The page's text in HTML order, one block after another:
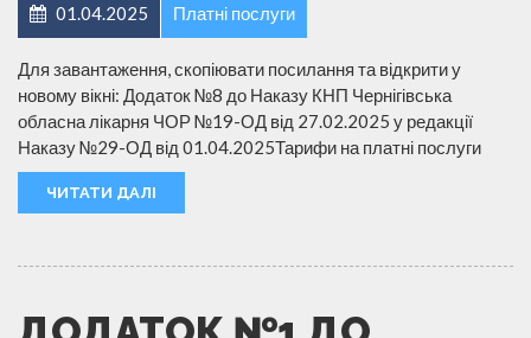
01.04.2025 Платні послуги
Для завантаження, скопіювати посилання та відкрити у
новому вікні: Додаток №8 до Наказу КНП Чернігівська
обласна лікарня ЧОР №19-ОД від 27.02.2025 у редакції
Наказу №29-ОД від 01.04.2025Тарифи на платні послуги
ЧИТАТИ ДАЛІ